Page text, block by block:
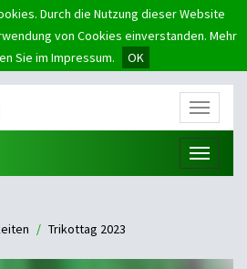
Durch die Nutzung dieser Website
von Cookies einverstanden. Mehr
Sie im Impressum.
OK
Menü
Menü
Trikottag 2023